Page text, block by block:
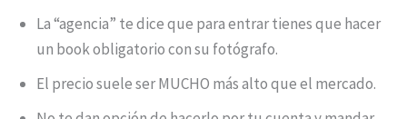
La “agencia” te dice que para entrar tienes que hacer
un book obligatorio con su fotógrafo.
El precio suele ser MUCHO más alto que el mercado.